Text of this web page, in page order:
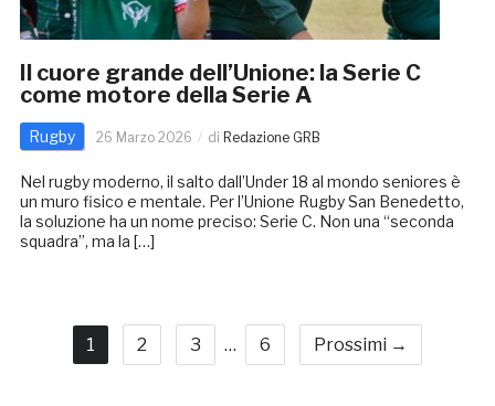
Il cuore grande dell’Unione: la Serie C
come motore della Serie A
Rugby 26 Marzo 2026 di Redazione GRB
Nel rugby moderno, il salto dall’Under 18 al mondo seniores è
un muro fisico e mentale. Per l’Unione Rugby San Benedetto,
la soluzione ha un nome preciso: Serie C. Non una “seconda
squadra”, ma la […]
1 2 3 … 6 Prossimi →